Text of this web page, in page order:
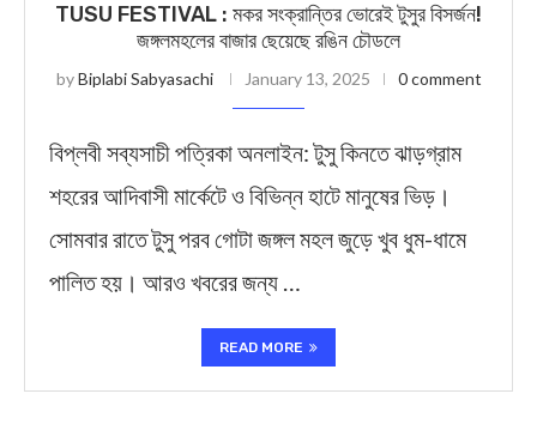
TUSU FESTIVAL : মকর সংক্রান্তির ভোরেই টুসুর বিসর্জন!
জঙ্গলমহলের বাজার ছেয়েছে রঙিন চৌডলে
byBiplabi Sabyasachi January 13, 2025 0 comment
বিপ্লবী সব্যসাচী পত্রিকা অনলাইন: টুসু কিনতে ঝাড়গ্রাম
শহরের আদিবাসী মার্কেটে ও বিভিন্ন হাটে মানুষের ভিড়।
সোমবার রাতে টুসু পরব গোটা জঙ্গল মহল জুড়ে খুব ধুম-ধামে
পালিত হয়। আরও খবরের জন্য …
READ MORE